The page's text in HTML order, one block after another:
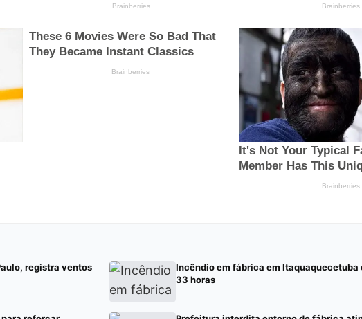
registra ventos
Incêndio em fábrica em Itaquaquecetuba
33 horas